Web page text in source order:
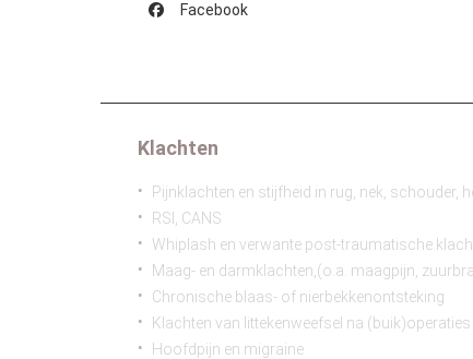
Facebook
Klachten
Pijnklachten en stijfheid in rug, nek, schouder,
RSI, CANS
Whiplash en verwante post-traumatische
Maag- en darmklachten,(o.a. maagpijn,
Chronische blaas- of nierbekkenontsteking
Klachten van littekenweefsel na (buik)operaties
Hoofdpijn en migraine